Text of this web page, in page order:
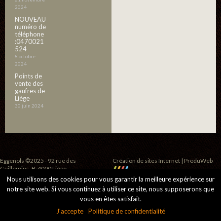
2024
NOUVEAU
numéro de
téléphone
:0470021
524
8 octobre
2024
Points de
vente des
gaufres de
Liège
30 juin 2024
Eggenols ©2025 - 92 rue des
Guillemins, B-4000 Liège
Création de sites Internet | ProduWeb
Nous utilisons des cookies pour vous garantir la meilleure expérience sur
notre site web. Si vous continuez à utiliser ce site, nous supposerons que
vous en êtes satisfait.
J'accepte
Politique de confidentialité